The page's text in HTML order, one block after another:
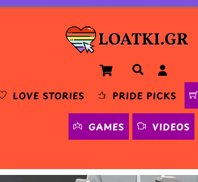
Cart Αναζήτηση
LOVE STORIES PRIDE PICKS
GAMES VIDEOS